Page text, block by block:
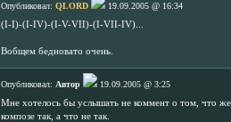
Опубликовал: QLORD
19.09.2005 @ 16:34
(I-I)-(I-IV)-(I-V-VII)-(I-VII-IV)...
Вобщем бедновато очень.
Опубликовал: Автор
19.09.2005 @ 3:25
Мне хотелось бы услышать не коммент о том, что же
композе так, а что не так.